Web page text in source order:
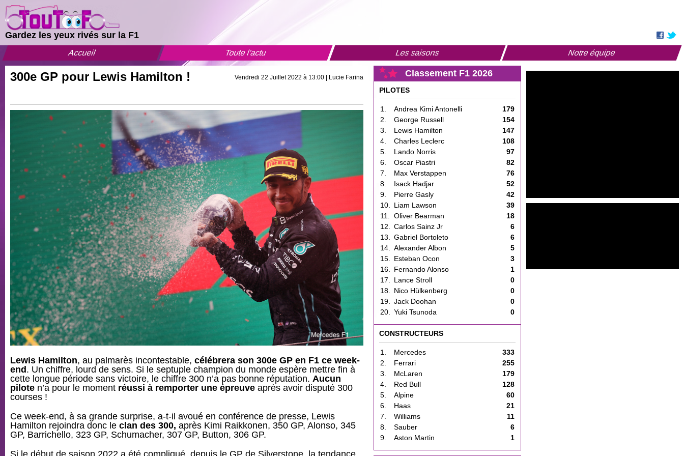
Gardez les yeux rivés sur la F1
Accueil Toute l'actu Les saisons Notre équipe
300e GP pour Lewis Hamilton ! Vendredi 22 Juillet 2022 à 13:00 | Lucie Farina
Lewis Hamilton, au palmarès incontestable, célébrera son 300e GP en F1 ce week-
end. Un chiffre, lourd de sens. Si le septuple champion du monde espère mettre fin à
cette longue période sans victoire, le chiffre 300 n’a pas bonne réputation. Aucun
pilote n’a pour le moment réussi à remporter une épreuve après avoir disputé 300
courses !
Ce week-end, à sa grande surprise, a-t-il avoué en conférence de presse, Lewis
Hamilton rejoindra donc le clan des 300, après Kimi Raikkonen, 350 GP, Alonso, 345
GP, Barrichello, 323 GP, Schumacher, 307 GP, Button, 306 GP.
Si le début de saison 2022 a été compliqué, depuis le GP de Silverstone, la tendance
Classement F1 2026
PILOTES
1. Andrea Kimi Antonelli
179
2.
George Russell
154
3.
Lewis Hamilton
147
4.
Charles Leclerc
108
5.
Lando Norris
97
6.
Oscar Piastri
82
7.
Max Verstappen
76
8.
Isack Hadjar
52
9.
Pierre Gasly
42
10.
Liam Lawson
39
11.
Oliver Bearman
18
12.
Carlos Sainz Jr
6
13.
Gabriel Bortoleto
6
14.
Alexander Albon
5
15.
Esteban Ocon
3
16.
Fernando Alonso
1
17.
Lance Stroll
0
18.
Nico Hülkenberg
0
19.
Jack Doohan
0
20.
Yuki Tsunoda 0
CONSTRUCTEURS
1. Mercedes
333
2.
Ferrari
255
3.
McLaren
179
4.
Red Bull
128
5.
Alpine
60
6.
Haas
21
7.
Williams
11
8.
Sauber
6
9.
Aston Martin 1